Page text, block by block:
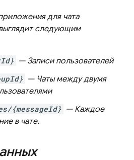
для чата
следующим
— Записи пользователей
— Чаты между двумя
{messageId} — Каждое
в чате.